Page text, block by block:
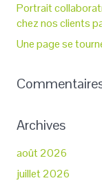
Portrait
chez nos clients
Une page se
Archives
août 2026
juillet 2026